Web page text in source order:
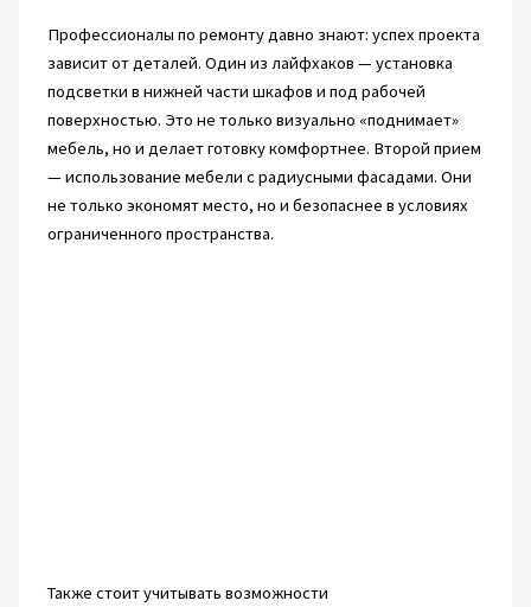
Профессионалы по ремонту давно знают: успех проекта
зависит от деталей. Один из лайфхаков — установка
подсветки в нижней части шкафов и под рабочей
поверхностью. Это не только визуально «поднимает»
мебель, но и делает готовку комфортнее. Второй прием
— использование мебели с радиусными фасадами. Они
не только экономят место, но и безопаснее в условиях
ограниченного пространства.
Также стоит учитывать возможности